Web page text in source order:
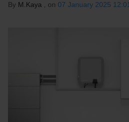
By M.Kaya , on 07 January 2025 12:01